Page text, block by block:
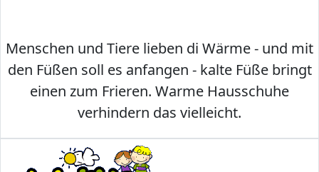
Menschen und Tiere lieben di Wärme - und mit
den Füßen soll es anfangen - kalte Füße bringt
einen zum Frieren. Warme Hausschuhe
verhindern das vielleicht.